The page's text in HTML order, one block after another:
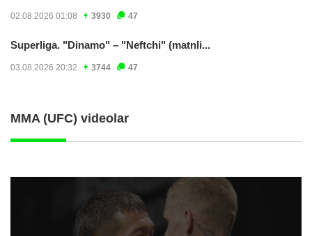
02.08.2026 01:08 3930 47
Superliga. "Dinamo" – "Neftchi" (matnli...
03.08.2026 20:32 3744 47
MMA (UFC) videolar